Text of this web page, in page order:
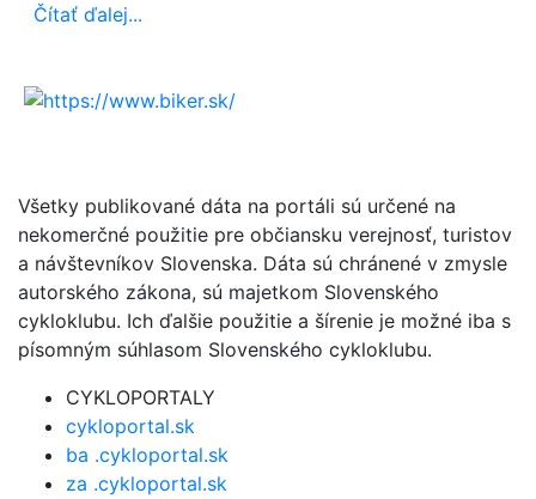
Čítať ďalej...
Všetky publikované dáta na portáli sú určené na
nekomerčné použitie pre občiansku verejnosť, turistov
a návštevníkov Slovenska. Dáta sú chránené v zmysle
autorského zákona, sú majetkom Slovenského
cykloklubu. Ich ďalšie použitie a šírenie je možné iba s
písomným súhlasom Slovenského cykloklubu.
CYKLOPORTALY
cykloportal.sk
ba .cykloportal.sk
za .cykloportal.sk